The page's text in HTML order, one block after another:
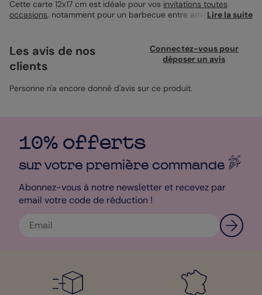
Cette carte 12x17 cm est idéale pour vos invitations toutes
occasions, notamment pour un barbecue entre amis. Sur le
invite à un moment de partage et de bonne humeur autour du
feu. Personnalisez-la selon votre style, ajoutez votre texte et
même une photo si vous le souhaitez. Papier création suggéré
parfaitement.
Lire la suite
Les avis de nos
clients
Connectez-vous pour
déposer un avis
Personne n'a encore donné d'avis sur ce produit.
10% offerts
sur votre première commande
Abonnez-vous à notre newsletter et recevez par
email votre code de réduction !